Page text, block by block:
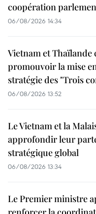
coopération
06/08/2026 14:34
Vietnam et Thaïlande
promouvoir la mise
stratégie des "Trois
06/08/2026 13:52
Le Vietnam et la
approfondir leur
stratégique global
06/08/2026 13:34
Le Premier ministre